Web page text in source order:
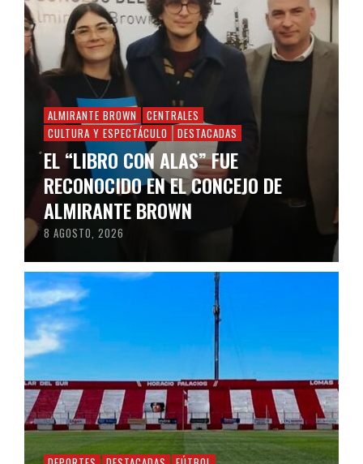
ALMIRANTE BROWN
CENTRALES
CULTURA Y ESPECTÁCULO
DESTACADAS
EL “LIBRO CON ALAS” FUE
RECONOCIDO EN EL CONCEJO DE
ALMIRANTE BROWN
8 AGOSTO, 2026